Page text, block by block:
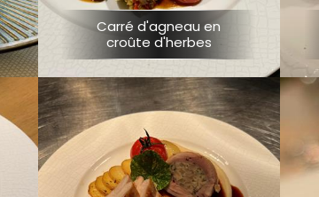
Carré d'agneau en
croûte d'herbes